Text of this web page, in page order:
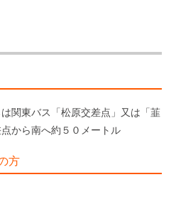
関東バス「松原交差点」又は「韮
から南へ約５０メートル
方